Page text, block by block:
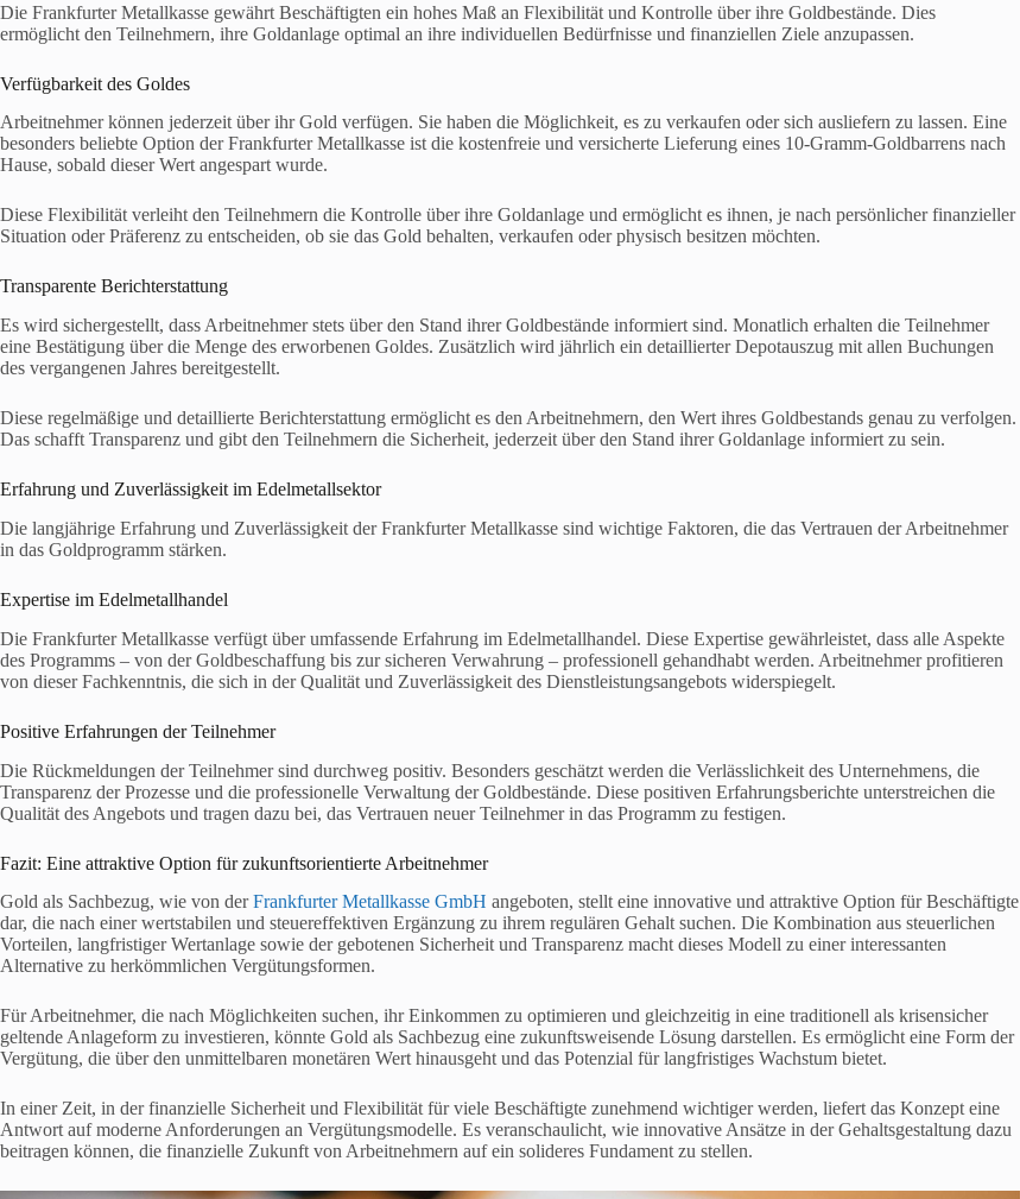
Die Frankfurter Metallkasse gewährt Beschäftigten ein hohes Maß an Flexibilität und Kontrolle über ihre Goldbestände. Dies
ermöglicht den Teilnehmern, ihre Goldanlage optimal an ihre individuellen Bedürfnisse und finanziellen Ziele anzupassen.
Verfügbarkeit des Goldes
Arbeitnehmer können jederzeit über ihr Gold verfügen. Sie haben die Möglichkeit, es zu verkaufen oder sich ausliefern zu lassen. Eine
besonders beliebte Option der Frankfurter Metallkasse ist die kostenfreie und versicherte Lieferung eines 10-Gramm-Goldbarrens nach
Hause, sobald dieser Wert angespart wurde.
Diese Flexibilität verleiht den Teilnehmern die Kontrolle über ihre Goldanlage und ermöglicht es ihnen, je nach persönlicher finanzieller
Situation oder Präferenz zu entscheiden, ob sie das Gold behalten, verkaufen oder physisch besitzen möchten.
Transparente Berichterstattung
Es wird sichergestellt, dass Arbeitnehmer stets über den Stand ihrer Goldbestände informiert sind. Monatlich erhalten die Teilnehmer
eine Bestätigung über die Menge des erworbenen Goldes. Zusätzlich wird jährlich ein detaillierter Depotauszug mit allen Buchungen
des vergangenen Jahres bereitgestellt.
Diese regelmäßige und detaillierte Berichterstattung ermöglicht es den Arbeitnehmern, den Wert ihres Goldbestands genau zu verfolgen.
Das schafft Transparenz und gibt den Teilnehmern die Sicherheit, jederzeit über den Stand ihrer Goldanlage informiert zu sein.
Erfahrung und Zuverlässigkeit im Edelmetallsektor
Die langjährige Erfahrung und Zuverlässigkeit der Frankfurter Metallkasse sind wichtige Faktoren, die das Vertrauen der Arbeitnehmer
in das Goldprogramm stärken.
Expertise im Edelmetallhandel
Die Frankfurter Metallkasse verfügt über umfassende Erfahrung im Edelmetallhandel. Diese Expertise gewährleistet, dass alle Aspekte
des Programms – von der Goldbeschaffung bis zur sicheren Verwahrung – professionell gehandhabt werden. Arbeitnehmer profitieren
von dieser Fachkenntnis, die sich in der Qualität und Zuverlässigkeit des Dienstleistungsangebots widerspiegelt.
Positive Erfahrungen der Teilnehmer
Die Rückmeldungen der Teilnehmer sind durchweg positiv. Besonders geschätzt werden die Verlässlichkeit des Unternehmens, die
Transparenz der Prozesse und die professionelle Verwaltung der Goldbestände. Diese positiven Erfahrungsberichte unterstreichen die
Qualität des Angebots und tragen dazu bei, das Vertrauen neuer Teilnehmer in das Programm zu festigen.
Fazit: Eine attraktive Option für zukunftsorientierte Arbeitnehmer
Gold als Sachbezug, wie von derFrankfurter Metallkasse GmbH angeboten, stellt eine innovative und attraktive Option für Beschäftigte
dar, die nach einer wertstabilen und steuereffektiven Ergänzung zu ihrem regulären Gehalt suchen. Die Kombination aus steuerlichen
Vorteilen, langfristiger Wertanlage sowie der gebotenen Sicherheit und Transparenz macht dieses Modell zu einer interessanten
Alternative zu herkömmlichen Vergütungsformen.
Für Arbeitnehmer, die nach Möglichkeiten suchen, ihr Einkommen zu optimieren und gleichzeitig in eine traditionell als krisensicher
geltende Anlageform zu investieren, könnte Gold als Sachbezug eine zukunftsweisende Lösung darstellen. Es ermöglicht eine Form der
Vergütung, die über den unmittelbaren monetären Wert hinausgeht und das Potenzial für langfristiges Wachstum bietet.
In einer Zeit, in der finanzielle Sicherheit und Flexibilität für viele Beschäftigte zunehmend wichtiger werden, liefert das Konzept eine
Antwort auf moderne Anforderungen an Vergütungsmodelle. Es veranschaulicht, wie innovative Ansätze in der Gehaltsgestaltung dazu
beitragen können, die finanzielle Zukunft von Arbeitnehmern auf ein solideres Fundament zu stellen.